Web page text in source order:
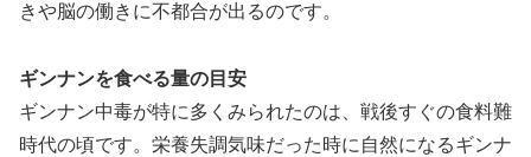
きや脳の働きに不都合が出るのです。
ギンナンを食べる量の目安
ギンナン中毒が特に多くみられたのは、戦後すぐの食料難
時代の頃です。栄養失調気味だった時に自然になるギンナ